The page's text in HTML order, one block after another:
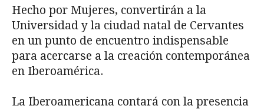
Hecho por Mujeres, convertirán a la
Universidad y la ciudad natal de Cervantes
en un punto de encuentro indispensable
para acercarse a la creación contemporánea
en Iberoamérica.
La Iberoamericana contará con la presencia